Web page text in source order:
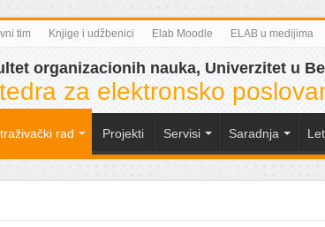
tim Knjige i udžbenici Elab Moodle ELAB u medijima
organizacionih nauka, Univerzitet u
za elektronsko
rad Projekti Servisi Saradnja